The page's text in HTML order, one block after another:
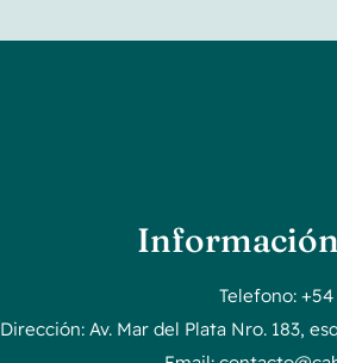
Telefono: +54
Dirección: Av. Mar del Plata Nro. 183,